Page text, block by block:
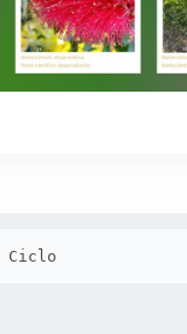
Ciclo